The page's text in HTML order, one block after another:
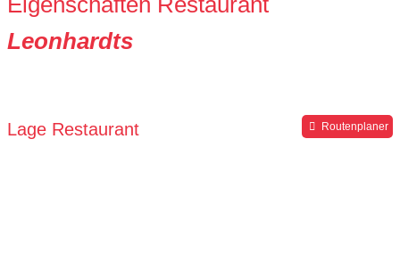
Leonhardts
Lage Restaurant Routenplaner